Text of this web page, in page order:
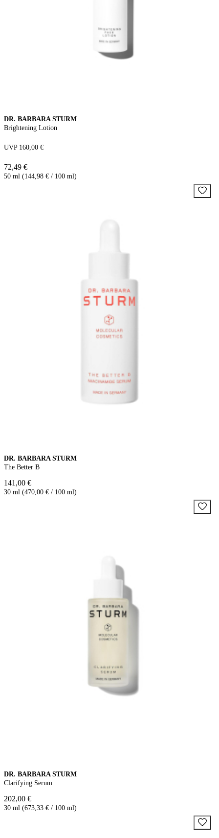
DR. BARBARA STURM
Brightening Lotion
UVP 160,00 €
72,49 €
50 ml (144,98 € / 100 ml)
DR. BARBARA STURM
The Better B
141,00 €
30 ml (470,00 € / 100 ml)
DR. BARBARA STURM
Clarifying Serum
202,00 €
30 ml (673,33 € / 100 ml)